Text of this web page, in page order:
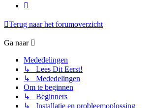
Terug naar het forumoverzicht
Ga naar
Mededelingen
↳ Lees Dit Eerst!
↳ Mededelingen
Om te beginnen
↳ Beginners
↳ Installatie en probleemoplossing